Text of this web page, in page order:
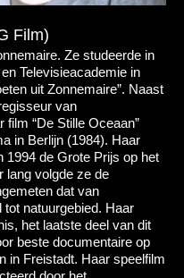
Film)
Ze studeerde in
Televisieacademie in
uit Zonnemaire”. Naast
van
“De Stille Oceaan”
in Berlijn (1984). Haar
1994 de Grote Prijs op het
lang volgde ze de
dat van
natuurgebied. Haar
het laatste deel van dit
beste documentaire op
in Freistadt. Haar speelfilm